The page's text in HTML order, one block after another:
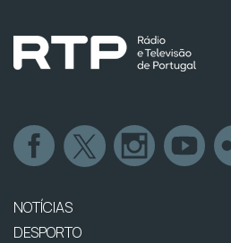
NOTÍCIAS
DESPORTO